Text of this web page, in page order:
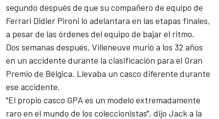
segundo después de que su compañero de equipo de
Ferrari Didier Pironi lo adelantara en las etapas finales,
a pesar de las órdenes del equipo de bajar el ritmo.
Dos semanas después, Villeneuve murió a los 32 años
en un accidente durante la clasificación para el Gran
Premio de Bélgica. Llevaba un casco diferente durante
ese accidente.
"El propio casco GPA es un modelo extremadamente
raro en el mundo de los coleccionistas", dijo Jack a la